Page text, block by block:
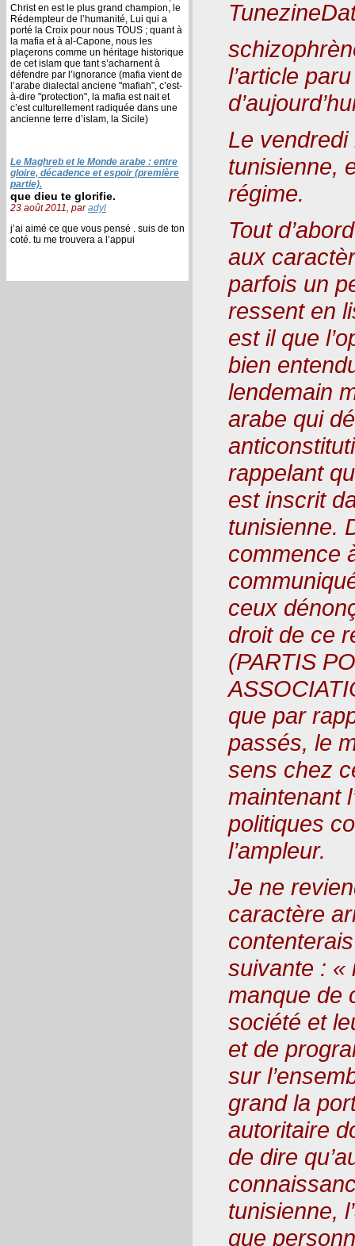
Christ en est le plus grand champion, le
Rédempteur de l’humanité, Lui qui a
porté la Croix pour nous TOUS ; quant à
la mafia et à al-Capone, nous les
plaçerons comme un héritage historique
de cet islam que tant s’acharnent à
défendre par l’ignorance (mafia vient de
l’arabe dialectal anciene "mafiah", c’est-
à-dire "protection", la mafia est nait et
c’est culturellement radiquée dans une
ancienne terre d’islam, la Sicile)
Le Maghreb et le Monde arabe : entre
gloire, décadence et espoir (première
partie).
que dieu te glorifie.
23 août 2011, paradyl
j’ai aimé ce que vous pensé . suis de ton
coté. tu me trouvera a l’appui
l’article
Le vendredi
tunisienne,
régime.
Tout
aux
parfois un
ressent en
est il que
bien
lendemain
arabe qui
rappelant
est inscrit
tunisienne.
commence
ceux
droit de ce
(PARTIS
que par
passés, le
sens chez
maintenant
politiques
l’ampleur.
Je ne
caractère
suivante : «
manque de
société et
et de
sur
grand la
autoritaire
de dire
tunisienne,
que